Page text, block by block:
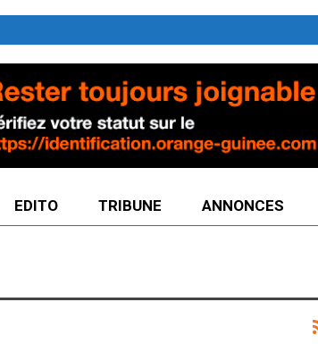
EDITO TRIBUNE ANNONCES